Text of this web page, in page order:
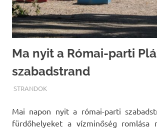
Ma nyit a Római-parti
szabadstrand
TERMALFURDOK.COM
STRANDOK
Mai napon nyit a római-parti
fürdőhelyeket a vízminőség romlása